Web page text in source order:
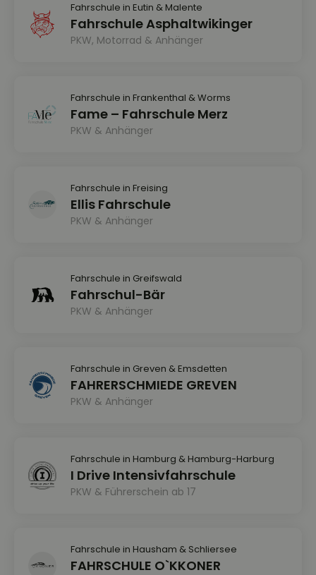
Fahrschule in Eutin & Malente
Fahrschule Asphaltwikinger
PKW, Motorrad & Anhänger
Fahrschule in Frankenthal & Worms
Fame – Fahrschule Merz
PKW & Anhänger
Fahrschule in Freising
Ellis Fahrschule
PKW & Anhänger
Fahrschule in Greifswald
Fahrschul-Bär
PKW & Anhänger
Fahrschule in Greven & Emsdetten
FAHRERSCHMIEDE GREVEN
PKW & Anhänger
Fahrschule in Hamburg & Hamburg-Harburg
I Drive Intensivfahrschule
PKW & Führerschein ab 17
Fahrschule in Hausham & Schliersee
FAHRSCHULE O`KKONER